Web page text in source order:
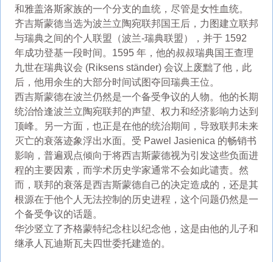
和雅盖洛斯家族的一个分支的血统，尽管是女性血统。
齐吉斯蒙德当选为波兰立陶宛联邦国王后，力图建立联邦
与瑞典之间的个人联盟（波兰-瑞典联盟），并于 1592
年成功登基一段时间。1595 年，他的叔叔瑞典国王查理
九世在瑞典议会 (Riksens ständer) 会议上废黜了他，此
后，他用余生的大部分时间试图夺回瑞典王位。
西吉斯蒙德在波兰仍然是一个备受争议的人物。他的长期
统治恰逢波兰立陶宛联邦的声望、权力和经济影响力达到
顶峰。另一方面，也正是在他的统治期间，导致联邦未来
灭亡的衰落迹象浮出水面。受 Pawel Jasienica 的畅销书
影响，普遍观点倾向于将西吉斯蒙德视为引发这些负面进
程的主要因素，而学术历史学家通常不会如此谴责。然
而，联邦的衰落是西吉斯蒙德自己的决定造成的，还是其
根源在于他个人无法控制的历史进程，这个问题仍然是一
个备受争议的话题。
华沙竖立了齐格蒙特纪念柱以纪念他，这是由他的儿子和
继承人瓦迪斯瓦夫四世委托建造的。